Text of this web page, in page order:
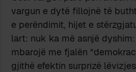
vargun e dytë fillojnë të
e perëndimit, hijet e
lart: nuk ka më asnjë
mbarojë me fjalën
gjithë efektin surprizë